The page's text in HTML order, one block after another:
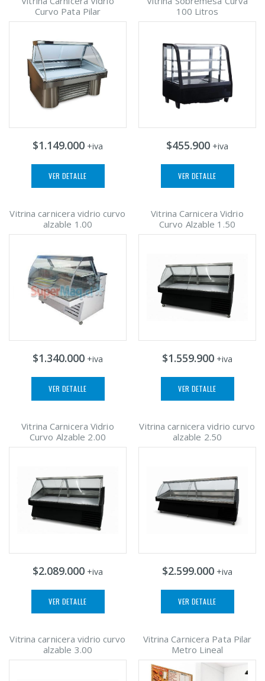
Curvo Pata Pilar
$1.149.000 +iva
VER DETALLE
100 Litros
$455.900 +iva
VER DETALLE
Vitrina carnicera vidrio curvo
alzable 1.00
$1.340.000 +iva
VER DETALLE
Vitrina Carnicera Vidrio
Curvo Alzable 1.50
$1.559.900 +iva
VER DETALLE
Vitrina Carnicera Vidrio
Curvo Alzable 2.00
$2.089.000 +iva
VER DETALLE
Vitrina carnicera vidrio curvo
alzable 2.50
$2.599.000 +iva
VER DETALLE
Vitrina carnicera vidrio curvo
alzable 3.00
Vitrina Carnicera Pata Pilar
Metro Lineal